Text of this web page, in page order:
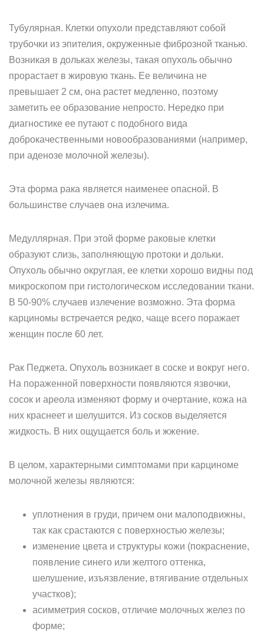
Тубулярная. Клетки опухоли представляют собой
трубочки из эпителия, окруженные фиброзной тканью.
Возникая в дольках железы, такая опухоль обычно
прорастает в жировую ткань. Ее величина не
превышает 2 см, она растет медленно, поэтому
заметить ее образование непросто. Нередко при
диагностике ее путают с подобного вида
доброкачественными новообразованиями (например,
при аденозе молочной железы).
Эта форма рака является наименее опасной. В
большинстве случаев она излечима.
Медуллярная. При этой форме раковые клетки
образуют слизь, заполняющую протоки и дольки.
Опухоль обычно округлая, ее клетки хорошо видны под
микроскопом при гистологическом исследовании ткани.
В 50-90% случаев излечение возможно. Эта форма
карциномы встречается редко, чаще всего поражает
женщин после 60 лет.
Рак Педжета. Опухоль возникает в соске и вокруг него.
На пораженной поверхности появляются язвочки,
сосок и ареола изменяют форму и очертание, кожа на
них краснеет и шелушится. Из сосков выделяется
жидкость. В них ощущается боль и жжение.
В целом, характерными симптомами при карциноме
молочной железы являются:
уплотнения в груди, причем они малоподвижны,
так как срастаются с поверхностью железы;
изменение цвета и структуры кожи (покраснение,
появление синего или желтого оттенка,
шелушение, изъязвление, втягивание отдельных
участков);
асимметрия сосков, отличие молочных желез по
форме;